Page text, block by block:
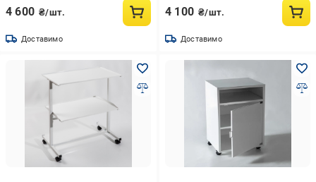
4 600 ₴/шт.
Доставимо
4 100 ₴/шт.
Доставимо